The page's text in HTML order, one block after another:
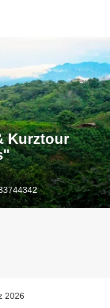
Kurztour
2026